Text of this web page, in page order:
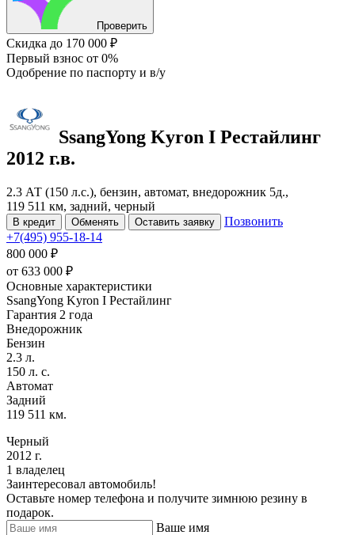
Проверить
Скидка до 170 000 ₽
Первый взнос от 0%
Одобрение по паспорту и в/у
SsangYong Kyron I Рестайлинг
2012 г.в.
2.3 АТ (150 л.с.), бензин, автомат, внедорожник 5д.,
119 511 км, задний, черный
В кредит Обменять Оставить заявку
Позвонить
+7(495) 955-18-14
800 000 ₽
от 633 000 ₽
Основные характеристики
SsangYong Kyron I Рестайлинг
Гарантия 2 года
Внедорожник
Бензин
2.3 л.
150 л. с.
Автомат
Задний
119 511 км.
Черный
2012 г.
1 владелец
Заинтересовал автомобиль!
Оставьте номер телефона и получите зимнюю резину в
подарок.
Ваше имя